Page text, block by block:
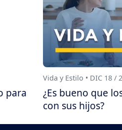
para
Vida y Estilo • DIC 18 /
¿Es bueno que
con sus hijos?